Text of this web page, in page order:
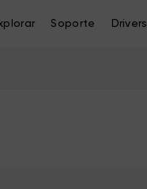
Soporte Drivers